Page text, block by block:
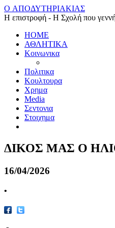
O ΑΠΟΔΥΤΗΡΙΑΚΙΑΣ
Η επιστροφή - Η Σχολή που
HOME
ΑΘΛΗΤΙΚΑ
Κοινωνικα
Πολιτικα
Κουλτουρα
Χρημα
Media
Σεντονια
Στοιχημα
ΔΙΚΟΣ ΜΑΣ Ο
16/04/2026
•